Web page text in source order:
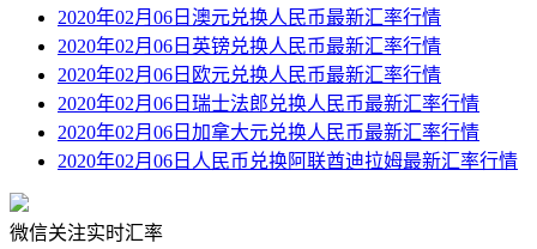
2020年02月06日澳元兑换人民币最新汇率行情
2020年02月06日英镑兑换人民币最新汇率行情
2020年02月06日欧元兑换人民币最新汇率行情
2020年02月06日瑞士法郎兑换人民币最新汇率行情
2020年02月06日加拿大元兑换人民币最新汇率行情
2020年02月06日人民币兑换阿联酋迪拉姆最新汇率行情
微信关注实时汇率